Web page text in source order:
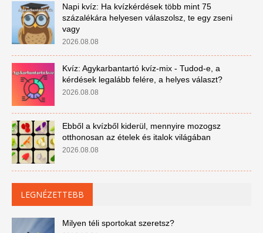
Napi kvíz: Ha kvízkérdések több mint 75
százalékára helyesen válaszolsz, te egy zseni
vagy
2026.08.08
Kvíz: Agykarbantartó kvíz-mix - Tudod-e, a
kérdések legalább felére, a helyes választ?
2026.08.08
Ebből a kvízből kiderül, mennyire mozogsz
otthonosan az ételek és italok világában
2026.08.08
LEGNÉZETTEBB
Milyen téli sportokat szeretsz?